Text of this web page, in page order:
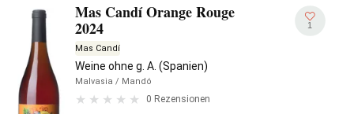
Mas Candí Orange Rouge
2024
Mas Candí
Weine ohne g. A. (Spanien)
Malvasia / Mandó
0 Rezensionen
1